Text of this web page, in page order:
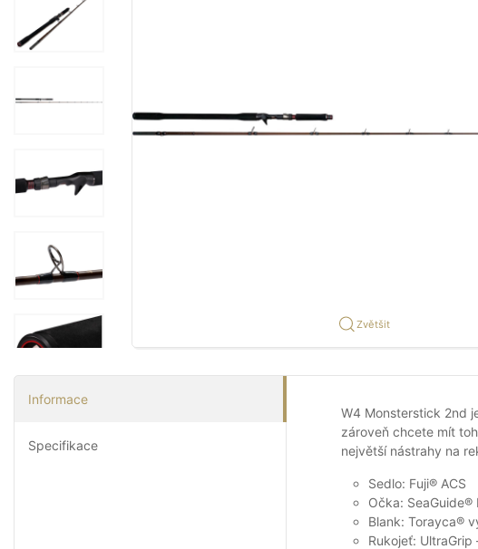
Zvětšit
Informace
Specifikace
W4 Monsterstick 2nd
zároveň chcete mít
největší nástrahy na
Sedlo: Fuji® ACS
Očka: SeaGuide®
Blank: Torayca®
Rukojeť: UltraGrip